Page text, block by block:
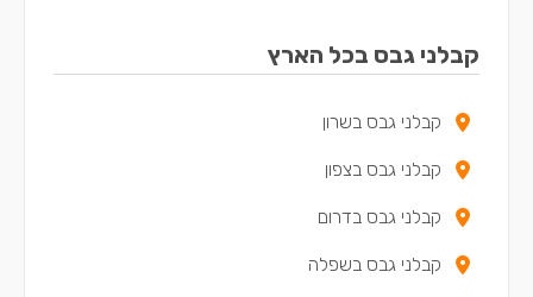
קבלני גבס בצפת
קבלני גבס במגדל העמק
קבלני גבס בנשר
קבלני גבס בקריית שמונה
קבלני גבס במעלות-תרשיחא
קבלני גבס בכל הארץ
קבלני גבס בשרון
קבלני גבס בצפון
קבלני גבס בדרום
קבלני גבס בשפלה